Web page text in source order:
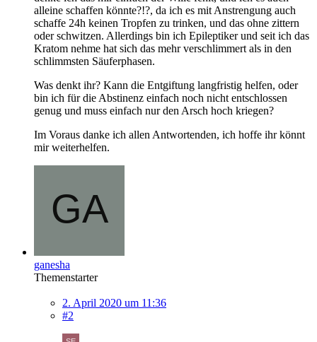
alleine schaffen könnte?!?, da ich es mit Anstrengung auch
schaffe 24h keinen Tropfen zu trinken, und das ohne zittern
oder schwitzen. Allerdings bin ich Epileptiker und seit ich das
Kratom nehme hat sich das mehr verschlimmert als in den
schlimmsten Säuferphasen.
Was denkt ihr? Kann die Entgiftung langfristig helfen, oder
bin ich für die Abstinenz einfach noch nicht entschlossen
genug und muss einfach nur den Arsch hoch kriegen?
Im Voraus danke ich allen Antwortenden, ich hoffe ihr könnt
mir weiterhelfen.
ganesha
Themenstarter
2. April 2020 um 11:36
#2